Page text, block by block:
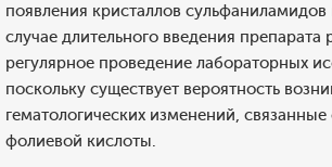
появления кристаллов
случае длительного введения препарата
регулярное проведение лабораторных
поскольку существует вероятность
гематологических изменений,
фолиевой кислоты.